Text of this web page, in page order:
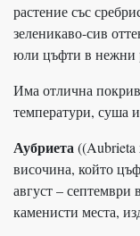
растение със
зеленикаво-сив
юли цъфти в нежни
Има отлична
температури, суша
Аубриета((Aubrieta
височина, който
август – септември
каменисти места,